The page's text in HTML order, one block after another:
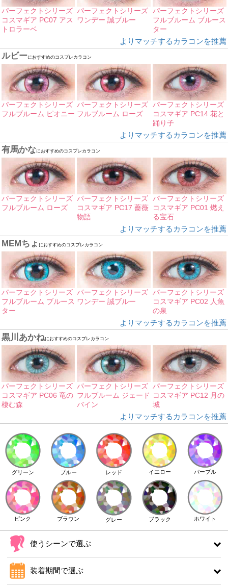
パーフェクトシリーズ
コスマギア PC07 アス
トロラーベ
パーフェクトシリーズ
ワンデー 誠ブルー
パーフェクトシリーズ
フルブルーム ブルース
ター
よりマッチするカラコンを推薦
ルビーにおすすめのコスプレカラコン
パーフェクトシリーズ
フルブルーム ピオニー
パーフェクトシリーズ
フルブルーム ローズ
パーフェクトシリーズ
コスマギア PC14 花と
踊り子
よりマッチするカラコンを推薦
有馬かなにおすすめのコスプレカラコン
パーフェクトシリーズ
フルブルーム ローズ
パーフェクトシリーズ
コスマギア PC17 薔薇
物語
パーフェクトシリーズ
コスマギア PC01 燃え
る宝石
よりマッチするカラコンを推薦
MEMちょ におすすめのコスプレカラコン
パーフェクトシリーズ
フルブルーム ブルース
ター
パーフェクトシリーズ
ワンデー 誠ブルー
パーフェクトシリーズ
コスマギア PC02 人魚
の泉
よりマッチするカラコンを推薦
黒川あかねにおすすめのコスプレカラコン
パーフェクトシリーズ
コスマギア PC06 竜の
棲む森
パーフェクトシリーズ
フルブルーム ジェード
バイン
パーフェクトシリーズ
コスマギア PC12 月の
城
よりマッチするカラコンを推薦
グリーン ブルー レッド イエロー パープル
ピンク ブラウン グレー ブラック ホワイト
使うシーンで選ぶ
装着期間で選ぶ